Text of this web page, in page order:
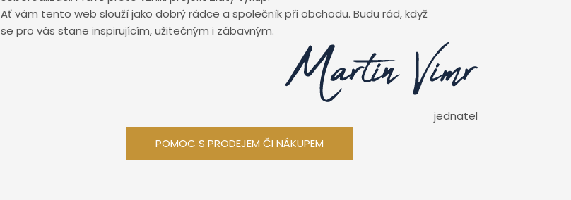
Ať vám tento web slouží jako dobrý rádce a společník při obchodu. Budu rád, když
se pro vás stane inspirujícím, užitečným i zábavným.
jednatel
POMOC S PRODEJEM ČI NÁKUPEM